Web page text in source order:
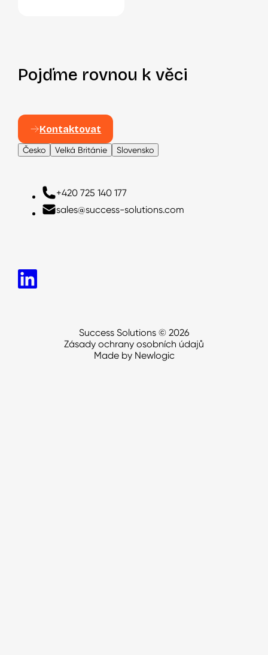
Pojďme rovnou k věci
Kontaktovat
Česko Velká Británie Slovensko
+420 725 140 177
sales@success-solutions.com
+420 725 140 177
sales@success-solutions.com
+420 725 140 177
sales@success-solutions.com
Success Solutions © 2026
Zásady ochrany osobních údajů
Made by Newlogic